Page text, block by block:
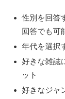
性別を回答
回答でも可
年代を選択
好きな雑誌
ット
好きなジャ